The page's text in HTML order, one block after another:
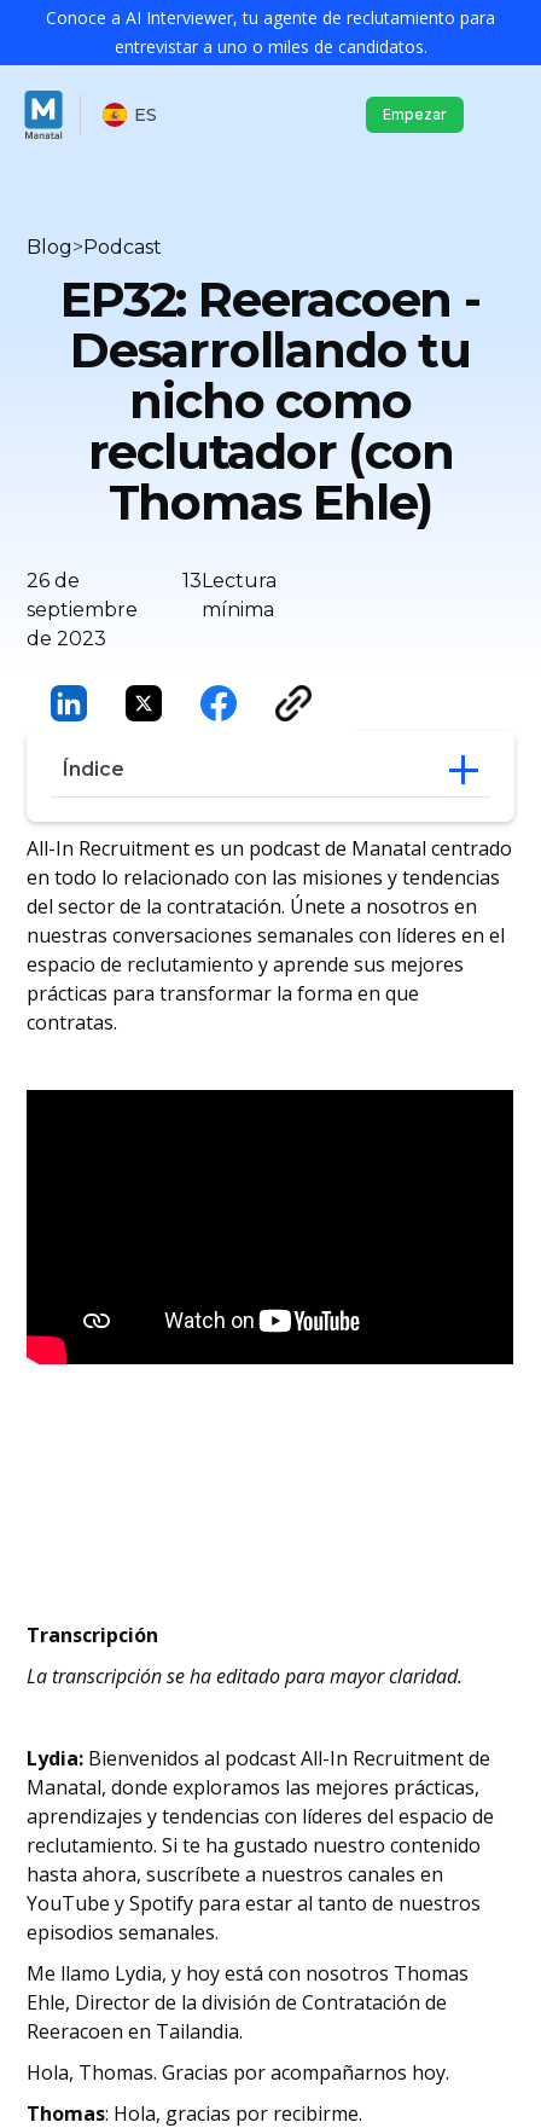
Conoce a AI Interviewer, tu agente de reclutamiento para
entrevistar a uno o miles de candidatos.
ES Empezar
Blog>Podcast
EP32: Reeracoen -
Desarrollando tu
nicho como
reclutador (con
Thomas Ehle)
26 de
septiembre
de 2023
13Lectura
mínima
Índice
El viaje de Thomas a Japón y Tailandia
Generalista o especialista: ¿cuál debe
contratar?
Conoce a gente de tu nicho para
desarrollar tu especialización
Pasos para mantener satisfechos a los
clientes
Tendencias a tener en cuenta en la
All-In Recruitment es un podcast de Manatal centrado
en todo lo relacionado con las misiones y tendencias
del sector de la contratación. Únete a nosotros en
nuestras conversaciones semanales con líderes en el
espacio de reclutamiento y aprende sus mejores
prácticas para transformar la forma en que
contratas.
Transcripción
La transcripción se ha editado para mayor claridad.
Lydia: Bienvenidos al podcast All-In Recruitment de
Manatal, donde exploramos las mejores prácticas,
aprendizajes y tendencias con líderes del espacio de
reclutamiento. Si te ha gustado nuestro contenido
hasta ahora, suscríbete a nuestros canales en
YouTube y Spotify para estar al tanto de nuestros
episodios semanales.
Me llamo Lydia, y hoy está con nosotros Thomas
Ehle, Director de la división de Contratación de
Reeracoen en Tailandia.
Hola, Thomas. Gracias por acompañarnos hoy.
Thomas: Hola, gracias por recibirme.